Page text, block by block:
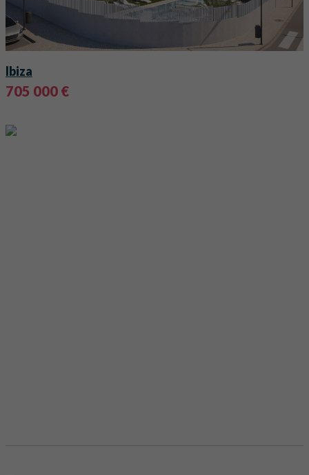
Ibiza
705 000 €